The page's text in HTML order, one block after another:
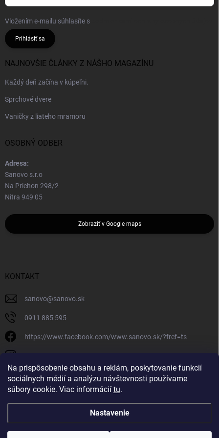
Na prispôsobenie obsahu a reklám, poskytovanie funkcií
sociálnych médií a analýzu návštevnosti používame
súbory cookie. Viac informácií tu.
Nastavenie
Vložením e-mailu súhlasíte s
Prihlásiť sa
NAJNOVŠIE ČLÁNKY Z NÁŠHO MAGAZÍNU
Každý deň začína v kúpeľni.
Sprchové dvere
Vaničky z liateho mramoru
OSOBNÝ ODBER
Adresa:
Sanovo s.r.o
Na Priehon 298/2
Nitra 949 05
Zobraziť v Google maps
KONTAKT
sanovo@sanovo.sk
0911 885 595
https://www.facebook.com/www.sanovo.sk/?fref=ts
Copyright 2026Sanovo.sk. Všetky práva vyhradené. | Upraviť nastavenie